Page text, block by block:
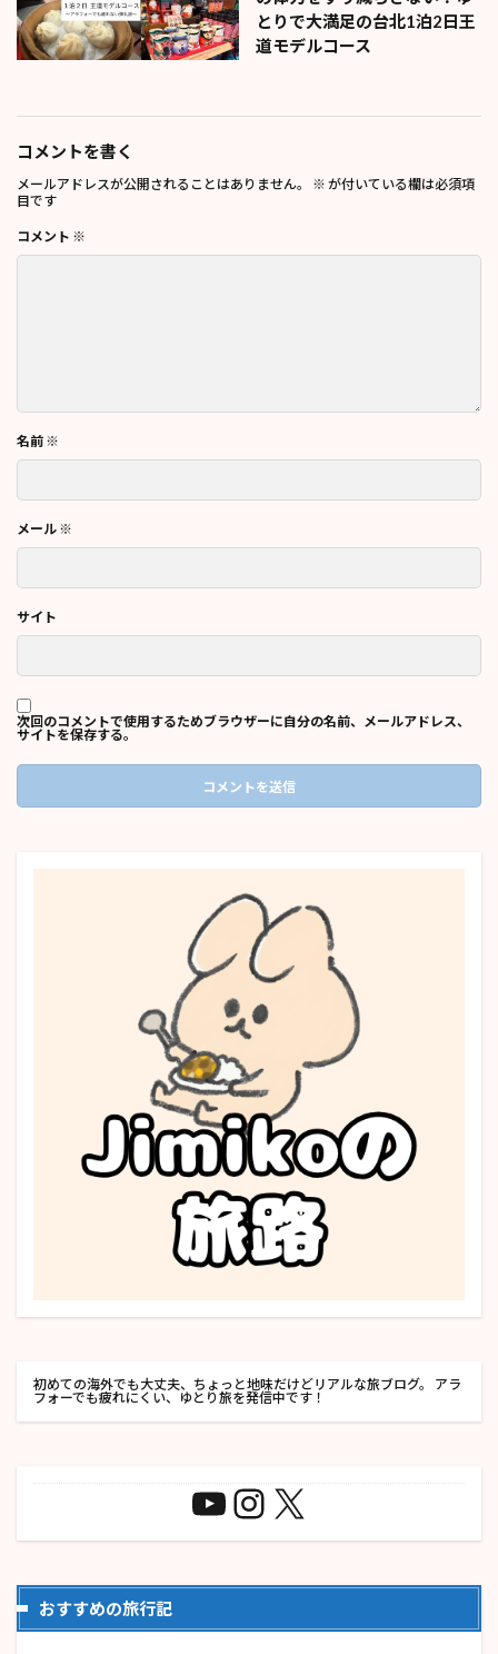
とりで大満足の台北1泊2日王
道モデルコース
コメントを書く
メールアドレスが公開されることはありません。 ※ が付いている欄は必須項
目です
コメント ※
名前 ※
メール ※
サイト
次回のコメントで使用するためブラウザーに自分の名前、メールアドレス、
サイトを保存する。
初めての海外でも大丈夫、ちょっと地味だけどリアルな旅ブログ。 アラ
フォーでも疲れにくい、ゆとり旅を発信中です！
おすすめの旅行記